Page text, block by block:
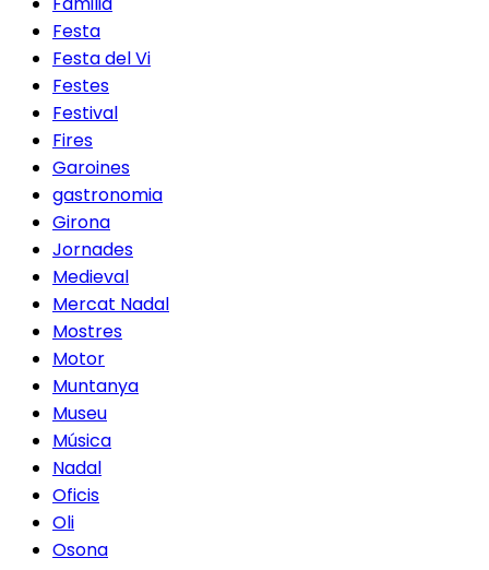
Festa
Festa del Vi
Festes
Festival
Fires
Garoines
gastronomia
Girona
Jornades
Medieval
Mercat Nadal
Mostres
Motor
Muntanya
Museu
Música
Nadal
Oficis
Oli
Osona